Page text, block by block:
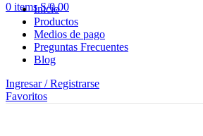
0 items S/0.00
Inicio
Productos
Medios de pago
Preguntas Frecuentes
Blog
Ingresar / Registrarse
Favoritos